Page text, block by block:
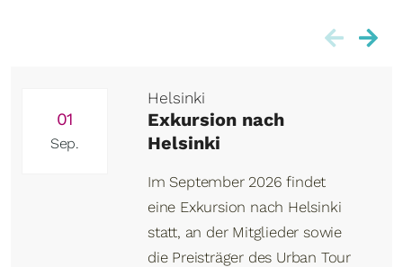
01
Sep.
Helsinki
Exkursion nach
Helsinki
Im September 2026 findet
eine Exkursion nach Helsinki
statt, an der Mitglieder sowie
die Preisträger des Urban Tour